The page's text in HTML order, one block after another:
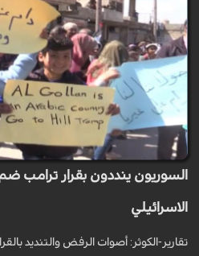
السوريون ينددون بقرار ترامب ضم
الاسرائيلي
تقارير-الكوثر: أصوات الرفض والتنديد